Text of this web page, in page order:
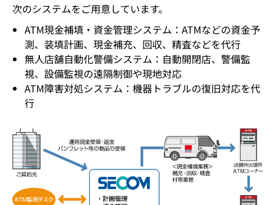
次のシステムをご用意しています。
ATM現金補填・資金管理システム：ATMなどの資金予
測、装填計画、現金補充、回収、精査などを代行
無人店舗自動化警備システム：自動開閉店、警備監
視、設備監視の遠隔制御や現地対応
ATM障害対処システム：機器トラブルの復旧対応を代
行